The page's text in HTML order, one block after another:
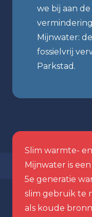
we bij aan
Mijnwater:
fossielvrij
Parkstad.
Slim warmte-
Mijnwater is
5e generatie
slim gebruik te
als koude